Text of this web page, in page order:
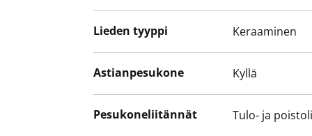
Lieden tyyppi Keraaminen
Astianpesukone Kyllä
Pesukoneliitännät Tulo- ja